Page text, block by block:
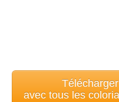
avec tous les